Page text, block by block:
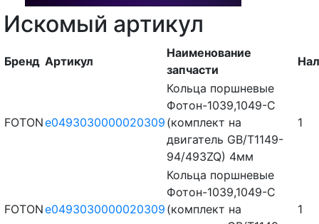
Искомый артикул
Бренд Артикул
Наименование
запчасти
FOTONe0493030000020309
Кольца поршневые
Фотон-1039,1049-С
(комплект на
двигатель GB/T1149-
94/493ZQ) 4мм
1
FOTONe0493030000020309
Кольца поршневые
Фотон-1039,1049-С
(комплект на
1